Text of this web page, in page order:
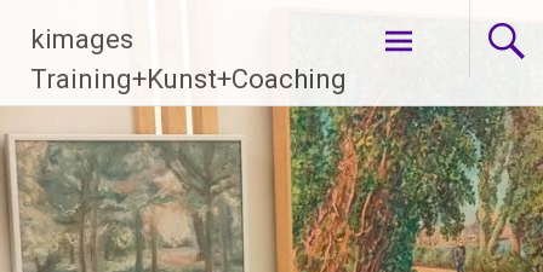
Inhalt
springen
kimages
Training+Kunst+Coaching